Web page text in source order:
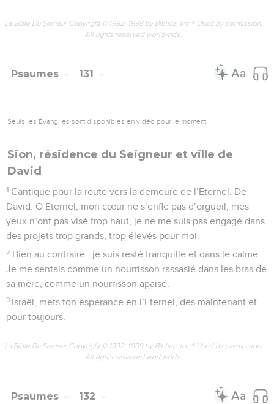
La Bible Du Semeur Copyright © 1992, 1999 by Biblica, Inc.® Used by permission.
All rights reserved worldwide.
Psaumes 131
Seuls les Évangiles sont disponibles en vidéo pour le moment.
Sion, résidence du Seigneur et ville de
David
1 Cantique pour la route vers la demeure de l’Eternel. De
David. O Eternel, mon cœur ne s’enfle pas d’orgueil, mes
yeux n’ont pas visé trop haut, je ne me suis pas engagé dans
des projets trop grands, trop élevés pour moi.
2 Bien au contraire : je suis resté tranquille et dans le calme.
Je me sentais comme un nourrisson rassasié dans les bras de
sa mère, comme un nourrisson apaisé.
3 Israël, mets ton espérance en l’Eternel, dès maintenant et
pour toujours.
La Bible Du Semeur Copyright © 1992, 1999 by Biblica, Inc.® Used by permission.
All rights reserved worldwide.
Psaumes 132